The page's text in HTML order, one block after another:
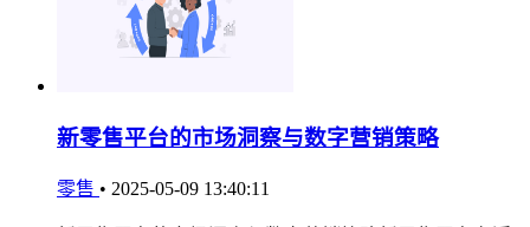
新零售平台的市场洞察与数字营销策略
零售 • 2025-05-09 13:40:11